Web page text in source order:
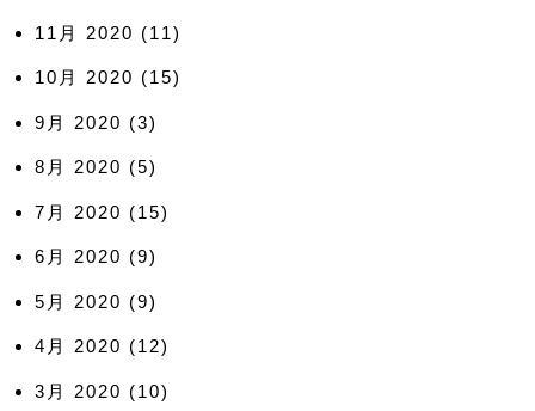
11月 2020 (11)
10月 2020 (15)
9月 2020 (3)
8月 2020 (5)
7月 2020 (15)
6月 2020 (9)
5月 2020 (9)
4月 2020 (12)
3月 2020 (10)